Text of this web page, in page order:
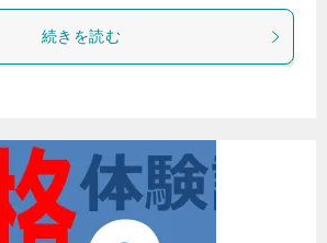
続きを読む